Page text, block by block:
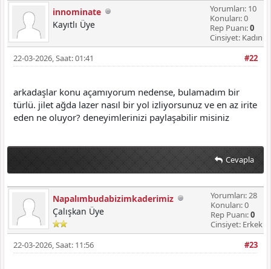
innominate
Kayıtlı Üye
Yorumları: 10
Konuları: 0
Rep Puanı:0
Cinsiyet: Kadın
#22
22-03-2026, Saat: 01:41
arkadaşlar konu açamıyorum nedense, bulamadım bir
türlü. jilet ağda lazer nasıl bir yol izliyorsunuz ve en az irite
eden ne oluyor? deneyimlerinizi paylaşabilir misiniz
Cevapla
Napalımbudabizimkaderimiz
Çalışkan Üye
Yorumları: 28
Konuları: 0
Rep Puanı:0
Cinsiyet: Erkek
#23
22-03-2026, Saat: 11:56